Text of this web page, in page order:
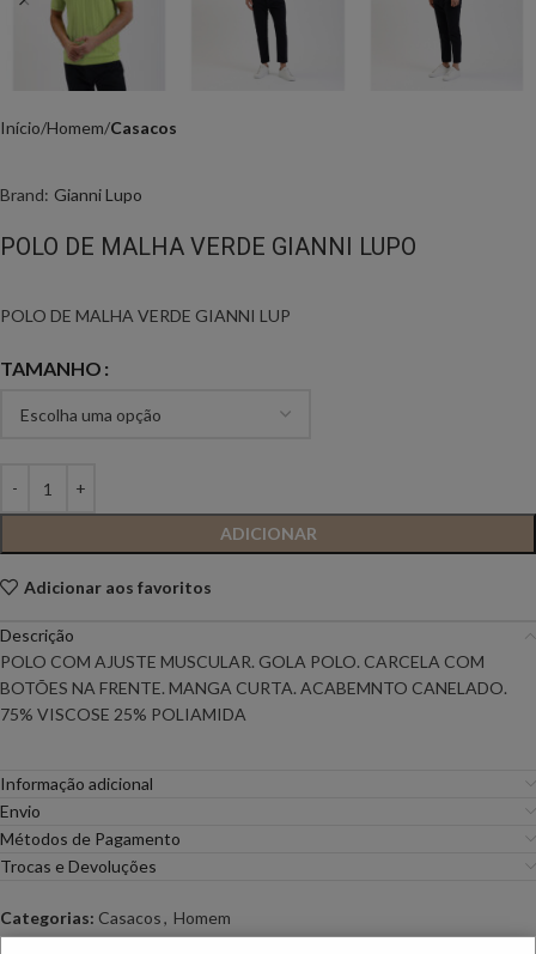
Início Homem Casacos
Brand: Gianni Lupo
POLO DE MALHA VERDE GIANNI LUPO
POLO DE MALHA VERDE GIANNI LUP
TAMANHO
ADICIONAR
Adicionar aos favoritos
Descrição
POLO COM AJUSTE MUSCULAR. GOLA POLO. CARCELA COM
BOTÕES NA FRENTE. MANGA CURTA. ACABEMNTO CANELADO.
75% VISCOSE 25% POLIAMIDA
Informação adicional
Envio
Métodos de Pagamento
Trocas e Devoluções
Categorias: Casacos, Homem
Etiqueta:Dia do Pai